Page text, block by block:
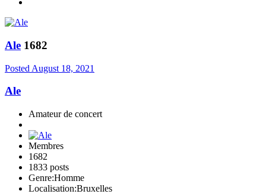
Ale 1682
Posted August 18, 2021
Ale
Amateur de concert
Membres
1682
1833 posts
Genre:Homme
Localisation:Bruxelles